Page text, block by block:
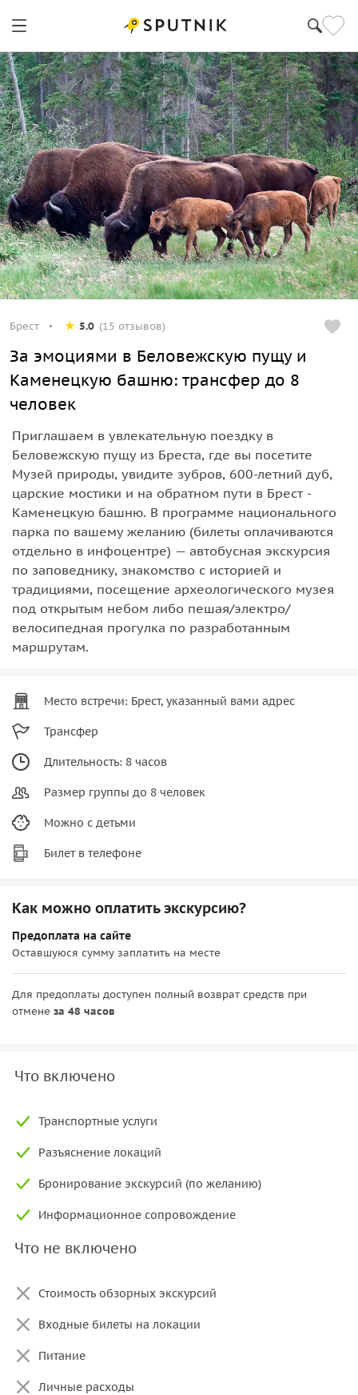
Брест 5.0 (15 отзывов)
За эмоциями в Беловежскую пущу и
Каменецкую башню: трансфер до 8
человек
Приглашаем в увлекательную поездку в
Беловежскую пущу из Бреста, где вы посетите
Музей природы, увидите зубров, 600-летний дуб,
царские мостики и на обратном пути в Брест -
Каменецкую башню. В программе национального
парка по вашему желанию (билеты оплачиваются
отдельно в инфоцентре) — автобусная экскурсия
по заповеднику, знакомство с историей и
традициями, посещение археологического музея
под открытым небом либо пешая/электро/
велосипедная прогулка по разработанным
маршрутам.
Место встречи: Брест, указанный вами адрес
Трансфер
Длительность: 8 часов
Размер группы до 8 человек
Можно с детьми
Билет в телефоне
Как можно оплатить экскурсию?
Предоплата на сайте
Оставшуюся сумму заплатить на месте
Для предоплаты доступен полный возврат средств при
отмене за 48 часов
Что включено
Транспортные услуги
Разъяснение локаций
Бронирование экскурсий (по желанию)
Информационное сопровождение
Что не включено
Стоимость обзорных экскурсий
Входные билеты на локации
Питание
Личные расходы